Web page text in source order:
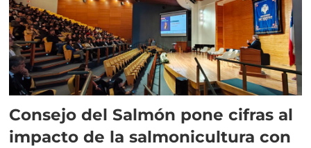
Consejo del Salmón pone cifras al
impacto de la salmonicultura con